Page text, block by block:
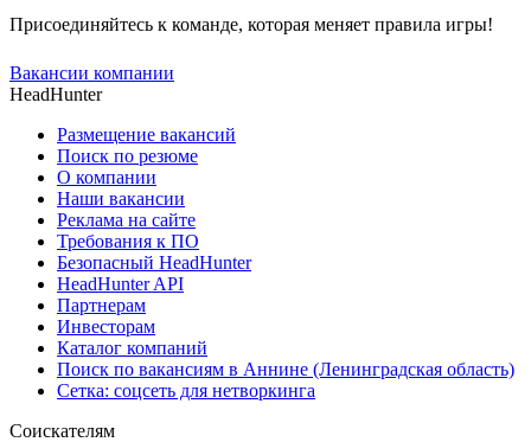
Присоединяйтесь к команде, которая меняет правила игры!
Вакансии компании
HeadHunter
Размещение вакансий
Поиск по резюме
О компании
Наши вакансии
Реклама на сайте
Требования к ПО
Безопасный HeadHunter
HeadHunter API
Партнерам
Инвесторам
Каталог компаний
Поиск по вакансиям в Аннине (Ленинградская область)
Сетка: соцсеть для нетворкинга
Соискателям